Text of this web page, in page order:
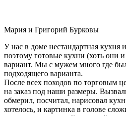
Мария и Григорий Бурковы
У нас в доме нестандартная кухня
поэтому готовые кухни (хоть они
вариант. Мы с мужем много где
подходящего варианта.
После всех походов по торговым
на заказ под наши размеры.
обмерил, посчитал, нарисовал
хотелось, и картинка в голове